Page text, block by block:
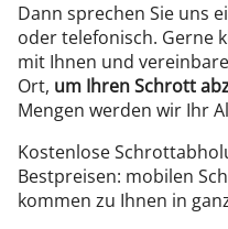
Dann sprechen Sie uns
oder telefonisch. Gerne
mit Ihnen und
Ort, um Ihren Schrott
Mengen werden wir Ihr
Kostenlose
Bestpreisen: mobilen
kommen zu Ihnen in